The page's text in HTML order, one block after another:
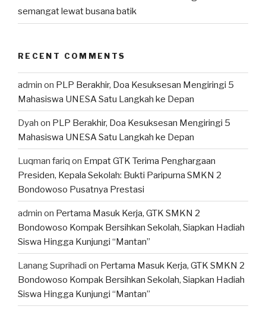
semangat lewat busana batik
RECENT COMMENTS
admin on PLP Berakhir, Doa Kesuksesan Mengiringi 5
Mahasiswa UNESA Satu Langkah ke Depan
Dyah on PLP Berakhir, Doa Kesuksesan Mengiringi 5
Mahasiswa UNESA Satu Langkah ke Depan
Luqman fariq on Empat GTK Terima Penghargaan
Presiden, Kepala Sekolah: Bukti Paripurna SMKN 2
Bondowoso Pusatnya Prestasi
admin on Pertama Masuk Kerja, GTK SMKN 2
Bondowoso Kompak Bersihkan Sekolah, Siapkan Hadiah
Siswa Hingga Kunjungi “Mantan”
Lanang Suprihadi on Pertama Masuk Kerja, GTK SMKN 2
Bondowoso Kompak Bersihkan Sekolah, Siapkan Hadiah
Siswa Hingga Kunjungi “Mantan”